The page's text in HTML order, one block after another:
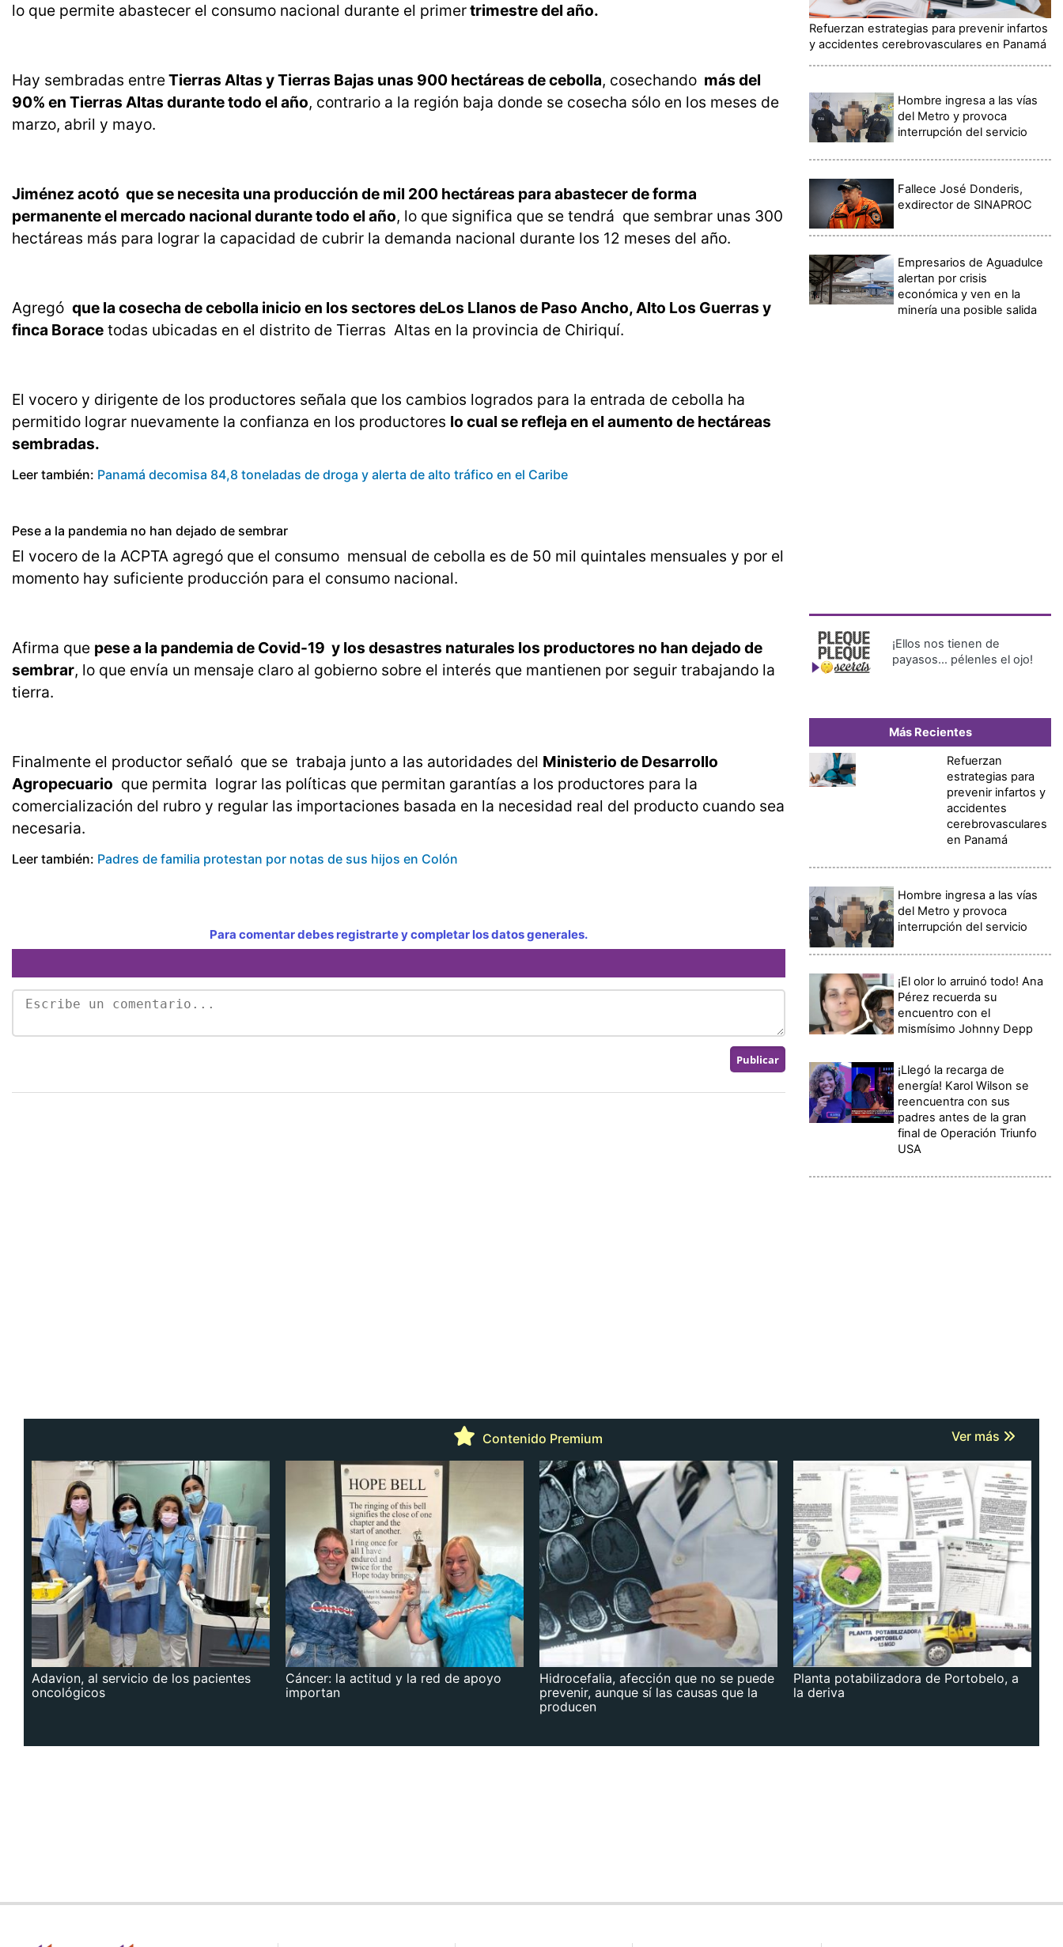
lo que permite abastecer el consumo nacional durante el primertrimestre del año.
Hay sembradas entreTierras Altas y Tierras Bajas unas 900 hectáreas de cebolla, cosechando más del
90% en Tierras Altas durante todo el año, contrario a la región baja donde se cosecha sólo en los meses de
marzo, abril y mayo.
Jiménez acotó que se necesita una producción de mil 200 hectáreas para abastecer de forma
permanente el mercado nacional durante todo el año, lo que significa que se tendrá que sembrar unas 300
hectáreas más para lograr la capacidad de cubrir la demanda nacional durante los 12 meses del año.
Agregó que la cosecha de cebolla inicio en los sectores deLos Llanos de Paso Ancho, Alto Los Guerras y
finca Borace todas ubicadas en el distrito de Tierras Altas en la provincia de Chiriquí.
El vocero y dirigente de los productores señala que los cambios logrados para la entrada de cebolla ha
permitido lograr nuevamente la confianza en los productores lo cual se refleja en el aumento de hectáreas
sembradas.
Leer también: Panamá decomisa 84,8 toneladas de droga y alerta de alto tráfico en el Caribe
Pese a la pandemia no han dejado de sembrar
El vocero de la ACPTA agregó que el consumo mensual de cebolla es de 50 mil quintales mensuales y por el
momento hay suficiente producción para el consumo nacional.
Afirma que pese a la pandemia de Covid-19 y los desastres naturales los productores no han dejado de
sembrar, lo que envía un mensaje claro al gobierno sobre el interés que mantienen por seguir trabajando la
tierra.
Finalmente el productor señaló que se trabaja junto a las autoridades del Ministerio de Desarrollo
Agropecuario que permita lograr las políticas que permitan garantías a los productores para la
comercialización del rubro y regular las importaciones basada en la necesidad real del producto cuando sea
necesaria.
Leer también: Padres de familia protestan por notas de sus hijos en Colón
Para comentar debes registrarte y completar los datos generales.
Refuerzan estrategias para prevenir infartos
y accidentes cerebrovasculares en Panamá
Hombre ingresa a las vías
del Metro y provoca
interrupción del servicio
Fallece José Donderis,
exdirector de SINAPROC
Empresarios de Aguadulce
alertan por crisis
económica y ven en la
minería una posible salida
¡Ellos nos tienen de
payasos… pélenles el ojo!
Más Recientes
Refuerzan
estrategias para
prevenir infartos y
accidentes
cerebrovasculares
en Panamá
Hombre ingresa a las vías
del Metro y provoca
interrupción del servicio
¡El olor lo arruinó todo! Ana
Pérez recuerda su
encuentro con el
mismísimo Johnny Depp
¡Llegó la recarga de
energía! Karol Wilson se
reencuentra con sus
padres antes de la gran
final de Operación Triunfo
USA
Contenido Premium Ver más
Adavion, al servicio de los pacientes
oncológicos
Cáncer: la actitud y la red de apoyo
importan
Hidrocefalia, afección que no se puede
prevenir, aunque sí las causas que la
producen
Planta potabilizadora de Portobelo, a
la deriva